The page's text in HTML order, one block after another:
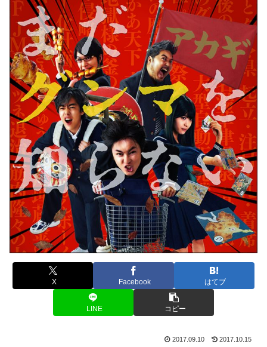
X Facebook はてブ
LINE コピー
2017.09.10 2017.10.15